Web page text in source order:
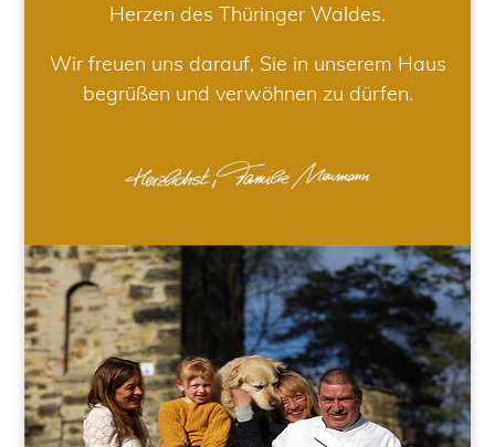
Herzen des Thüringer Waldes.
Wir freuen uns darauf, Sie in unserem Haus
begrüßen und verwöhnen zu dürfen.